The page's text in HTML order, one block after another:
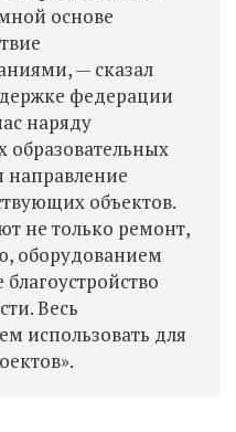
основе
— сказал
федерации
наряду
образовательных
направление
объектов.
не только ремонт,
оборудованием
Весь
использовать для